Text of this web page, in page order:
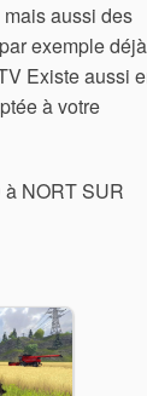
aussi des
exemple déjà
Existe aussi
à votre
NORT SUR